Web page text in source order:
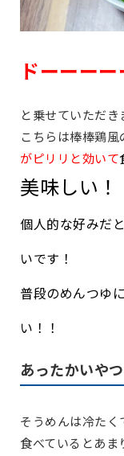
ドーーーー
と乗せていただき
こちらは棒棒鶏風
がピリリと効いて
美味しい！
個人的な好みだ
いです！
普段のめんつゆ
い！！
あったかいやつ
そうめんは冷たく
食べているとあま